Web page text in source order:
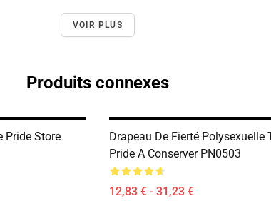
VOIR PLUS
Produits connexes
Pride Store
Drapeau De Fierté Polysexuelle
Pride A Conserver PN0503
12,83 € - 31,23 €